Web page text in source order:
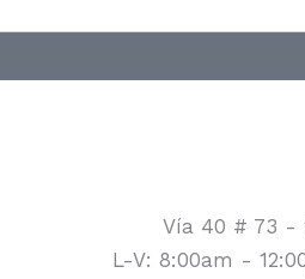
Vía 40 # 73 -
L-V: 8:00am -